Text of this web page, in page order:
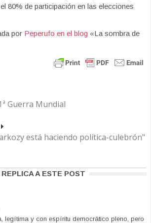
80% de participación en las elecciones
por Peperufo en el blog «La sombra de
Guerra Mundial
está haciendo política-culebrón"
REPLICA A ESTE POST
legítima y con espíritu democrático pleno, pero